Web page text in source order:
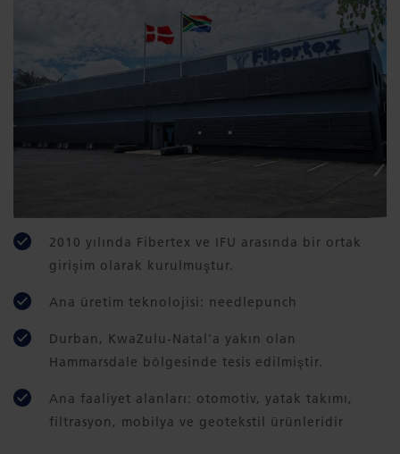
2010 yılında Fibertex ve IFU arasında bir ortak
girişim olarak kurulmuştur.
Ana üretim teknolojisi: needlepunch
Durban, KwaZulu-Natal'a yakın olan
Hammarsdale bölgesinde tesis edilmiştir.
Ana faaliyet alanları: otomotiv, yatak takımı,
filtrasyon, mobilya ve geotekstil ürünleridir